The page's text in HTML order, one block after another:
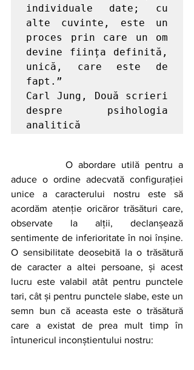
individuale date; cu
alte cuvinte, este un
proces prin care un om
devine ființa definită,
unică, care este de
fapt.”
Carl Jung, Două scrieri
despre psihologia
analitică
aduce o ordine adecvată configurației
unice a caracterului nostru este să
acordăm atenție oricăror trăsături care,
observate la alții, declanșează
sentimente de inferioritate în noi înșine.
O sensibilitate deosebită la o trăsătură
de caracter a altei persoane, și acest
lucru este valabil atât pentru punctele
tari, cât și pentru punctele slabe, este un
semn bun că aceasta este o trăsătură
care a existat de prea mult timp în
întunericul inconștientului nostru: